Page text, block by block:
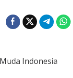
Indonesia